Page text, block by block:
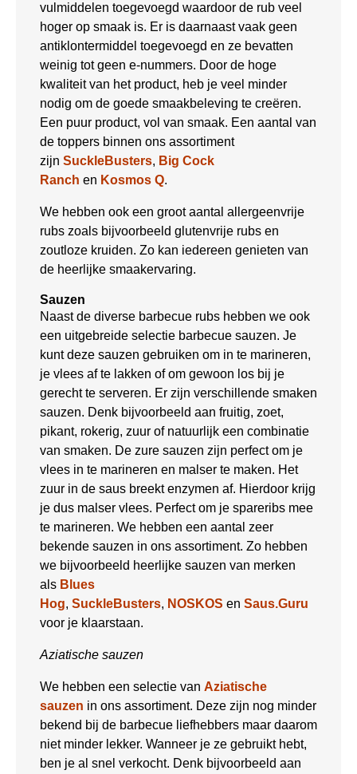
vulmiddelen toegevoegd waardoor de rub veel
hoger op smaak is. Er is daarnaast vaak geen
antiklontermiddel toegevoegd en ze bevatten
weinig tot geen e-nummers. Door de hoge
kwaliteit van het product, heb je veel minder
nodig om de goede smaakbeleving te creëren.
Een puur product, vol van smaak. Een aantal van
de toppers binnen ons assortiment
zijn SuckleBusters, Big Cock
Ranch en Kosmos Q.
We hebben ook een groot aantal allergeenvrije
rubs zoals bijvoorbeeld glutenvrije rubs en
zoutloze kruiden. Zo kan iedereen genieten van
de heerlijke smaakervaring.
Sauzen
Naast de diverse barbecue rubs hebben we ook
een uitgebreide selectie barbecue sauzen. Je
kunt deze sauzen gebruiken om in te marineren,
je vlees af te lakken of om gewoon los bij je
gerecht te serveren. Er zijn verschillende smaken
sauzen. Denk bijvoorbeeld aan fruitig, zoet,
pikant, rokerig, zuur of natuurlijk een combinatie
van smaken. De zure sauzen zijn perfect om je
vlees in te marineren en malser te maken. Het
zuur in de saus breekt enzymen af. Hierdoor krijg
je dus malser vlees. Perfect om je spareribs mee
te marineren. We hebben een aantal zeer
bekende sauzen in ons assortiment. Zo hebben
we bijvoorbeeld heerlijke sauzen van merken
als Blues
Hog, SuckleBusters, NOSKOS en Saus.Guru
voor je klaarstaan.
Aziatische sauzen
We hebben een selectie van Aziatische
sauzen in ons assortiment. Deze zijn nog minder
bekend bij de barbecue liefhebbers maar daarom
niet minder lekker. Wanneer je ze gebruikt hebt,
ben je al snel verkocht. Denk bijvoorbeeld aan